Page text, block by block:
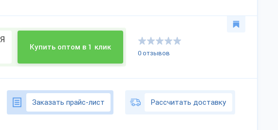
Купить оптом в 1 клик
0 отзывов
Заказать прайс-лист Рассчитать доставку